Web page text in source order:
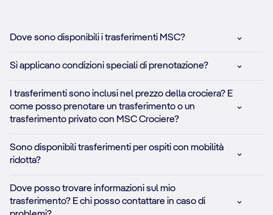
Dove sono disponibili i trasferimenti MSC?
Si applicano condizioni speciali di prenotazione?
I trasferimenti sono inclusi nel prezzo della crociera? E
come posso prenotare un trasferimento o un
trasferimento privato con MSC Crociere?
Sono disponibili trasferimenti per ospiti con mobilità
ridotta?
Dove posso trovare informazioni sul mio
trasferimento? E chi posso contattare in caso di